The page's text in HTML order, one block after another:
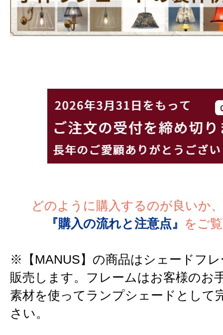
どのように購入するのが良いか
『購入の流れと注意点』
をご
※【MANUS】の商品はシェードフ
販売します。フレームはお客様のお
素材を使ってランプシェードとして
さい。